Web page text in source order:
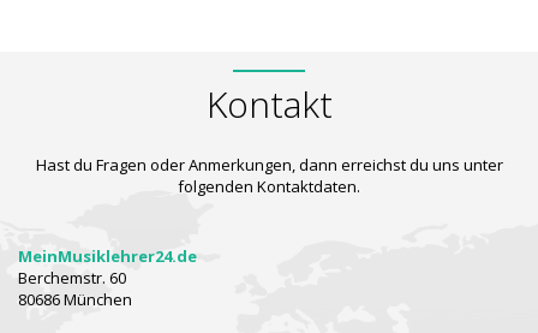
Kontakt
Hast du Fragen oder Anmerkungen, dann erreichst du uns unter
folgenden Kontaktdaten.
MeinMusiklehrer24.de
Berchemstr. 60
80686 München